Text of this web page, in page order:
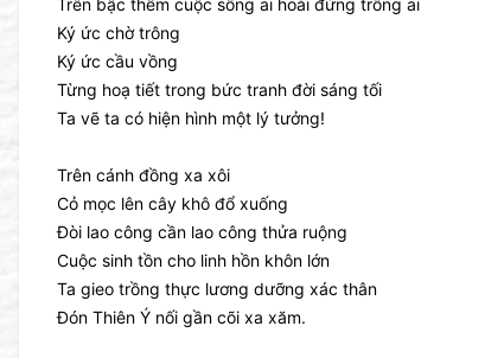
Trên bậc thềm cuộc sống ai hoài đứng trông ai
Ký ức chờ trông
Ký ức cầu vồng
Từng hoạ tiết trong bức tranh đời sáng tối
Ta vẽ ta có hiện hình một lý tưởng!
Trên cánh đồng xa xôi
Cỏ mọc lên cây khô đổ xuống
Đòi lao công cần lao công thửa ruộng
Cuộc sinh tồn cho linh hồn khôn lớn
Ta gieo trồng thực lương dưỡng xác thân
Đón Thiên Ý nối gần cõi xa xăm.